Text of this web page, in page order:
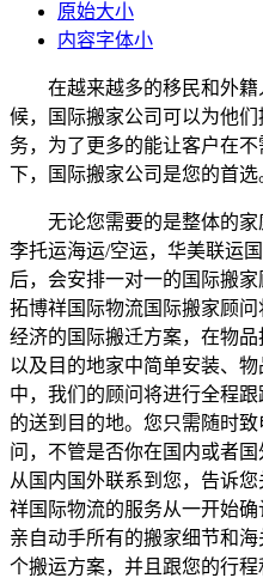
原始大小
内容字体小
在越来越多的移民和外籍
候，国际搬家公司可以为他
务，为了更多的能让客户在
下，国际搬家公司是您的首选
无论您需要的是整体的家
李托运海运/空运，华美联运
后，会安排一对一的国际搬家
拓博祥国际物流国际搬家顾
经济的国际搬迁方案，在物
以及目的地家中简单安装、
中，我们的顾问将进行全程
的送到目的地。您只需随时
问，不管是否你在国内或者
从国内国外联系到您，告诉
祥国际物流的服务从一开始
亲自动手所有的搬家细节和
个搬运方案，并且跟您的行